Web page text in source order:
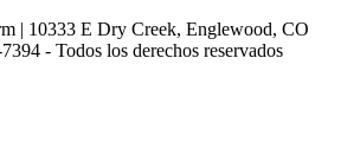
| 10333 E Dry Creek, Englewood, CO
- Todos los derechos reservados